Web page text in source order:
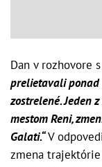
Dan v rozhovore
prelietavali ponad
zostrelené. Jeden
mestom Reni,
Galati.“V
zmena trajektórie